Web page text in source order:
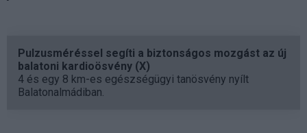
Pulzusméréssel segíti a biztonságos mozgást az új
balatoni kardioösvény (X)
4 és egy 8 km-es egészségügyi tanösvény nyílt
Balatonalmádiban.